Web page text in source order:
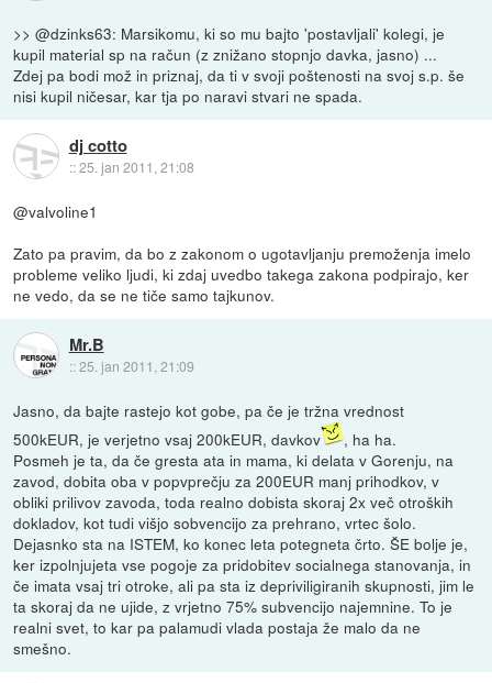
>> @dzinks63: Marsikomu, ki so mu bajto 'postavljali' kolegi, je
kupil material sp na račun (z znižano stopnjo davka, jasno) ...
Zdej pa bodi mož in priznaj, da ti v svoji poštenosti na svoj s.p. še
nisi kupil ničesar, kar tja po naravi stvari ne spada.
dj cotto
::25. jan 2011, 21:08
@valvoline1
Zato pa pravim, da bo z zakonom o ugotavljanju premoženja imelo
probleme veliko ljudi, ki zdaj uvedbo takega zakona podpirajo, ker
ne vedo, da se ne tiče samo tajkunov.
Mr.B
::25. jan 2011, 21:09
Jasno, da bajte rastejo kot gobe, pa če je tržna vrednost
500kEUR, je verjetno vsaj 200kEUR, davkov
, ha ha.
Posmeh je ta, da če gresta ata in mama, ki delata v Gorenju, na
zavod, dobita oba v popvprečju za 200EUR manj prihodkov, v
obliki prilivov zavoda, toda realno dobista skoraj 2x več otroških
dokladov, kot tudi višjo sobvencijo za prehrano, vrtec šolo.
Dejasnko sta na ISTEM, ko konec leta potegneta črto. ŠE bolje je,
ker izpolnjujeta vse pogoje za pridobitev socialnega stanovanja, in
če imata vsaj tri otroke, ali pa sta iz depriviligiranih skupnosti, jim le
ta skoraj da ne ujide, z vrjetno 75% subvencijo najemnine. To je
realni svet, to kar pa palamudi vlada postaja že malo da ne
smešno.